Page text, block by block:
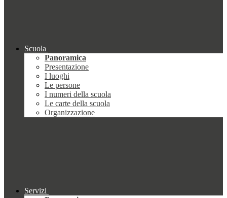
Scuola
Panoramica
Presentazione
I luoghi
Le persone
I numeri della scuola
Le carte della scuola
Organizzazione
Servizi